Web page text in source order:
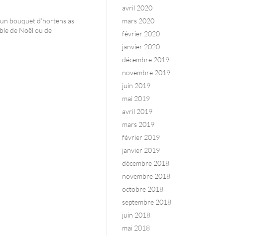
bouquet d’hortensias
de Noël ou de
avril 2020
mars 2020
février 2020
janvier 2020
décembre 2019
novembre 2019
juin 2019
mai 2019
avril 2019
mars 2019
février 2019
janvier 2019
décembre 2018
novembre 2018
octobre 2018
septembre 2018
juin 2018
mai 2018